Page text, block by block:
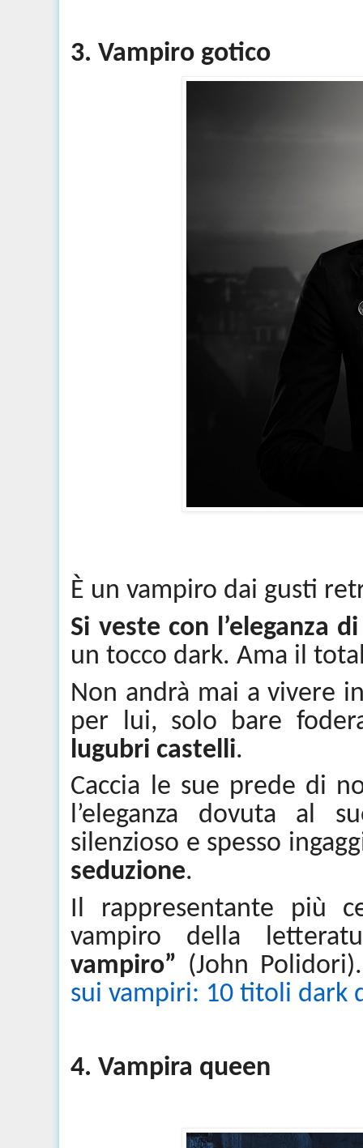
3. Vampiro gotico
È un vampiro dai gusti
Si veste con l’eleganza
un tocco dark. Ama il
Non andrà mai a vivere
per lui, solo bare
lugubri castelli.
Caccia le sue prede di
l’eleganza dovuta al
silenzioso e spesso
seduzione.
Il rappresentante più
vampiro della
vampiro” (John
sui vampiri: 10 titoli dark
4. Vampira queen